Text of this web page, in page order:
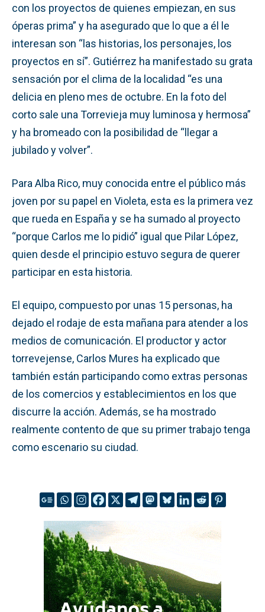
con los proyectos de quienes empiezan, en sus
óperas prima” y ha asegurado que lo que a él le
interesan son “las historias, los personajes, los
proyectos en sí”. Gutiérrez ha manifestado su grata
sensación por el clima de la localidad “es una
delicia en pleno mes de octubre. En la foto del
corto sale una Torrevieja muy luminosa y hermosa”
y ha bromeado con la posibilidad de “llegar a
jubilado y volver”.
Para Alba Rico, muy conocida entre el público más
joven por su papel en Violeta, esta es la primera vez
que rueda en España y se ha sumado al proyecto
“porque Carlos me lo pidió” igual que Pilar López,
quien desde el principio estuvo segura de querer
participar en esta historia.
El equipo, compuesto por unas 15 personas, ha
dejado el rodaje de esta mañana para atender a los
medios de comunicación. El productor y actor
torrevejense, Carlos Mures ha explicado que
también están participando como extras personas
de los comercios y establecimientos en los que
discurre la acción. Además, se ha mostrado
realmente contento de que su primer trabajo tenga
como escenario su ciudad.